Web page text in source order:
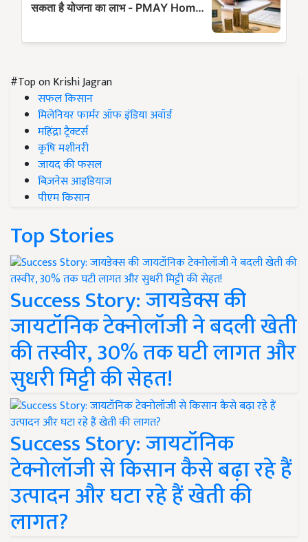
#Top on Krishi Jagran
सफल किसान
मिलेनियर फार्मर ऑफ इंडिया अवॉर्ड
महिंद्रा ट्रैक्टर्स
कृषि मशीनरी
जायद की फसल
बिज़नेस आइडियाज
पीएम किसान
Top Stories
Success Story: जायडेक्स की
जायटॉनिक टेक्नोलॉजी ने बदली खेती
की तस्वीर, 30% तक घटी लागत और
सुधरी मिट्टी की सेहत!
Success Story: जायटॉनिक
टेक्नोलॉजी से किसान कैसे बढ़ा रहे हैं
उत्पादन और घटा रहे हैं खेती की
लागत?